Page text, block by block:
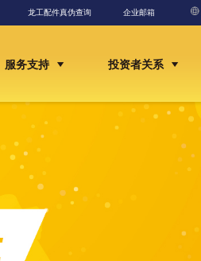
龙工配件真伪查询 企业邮箱
服务支持 投资者关系